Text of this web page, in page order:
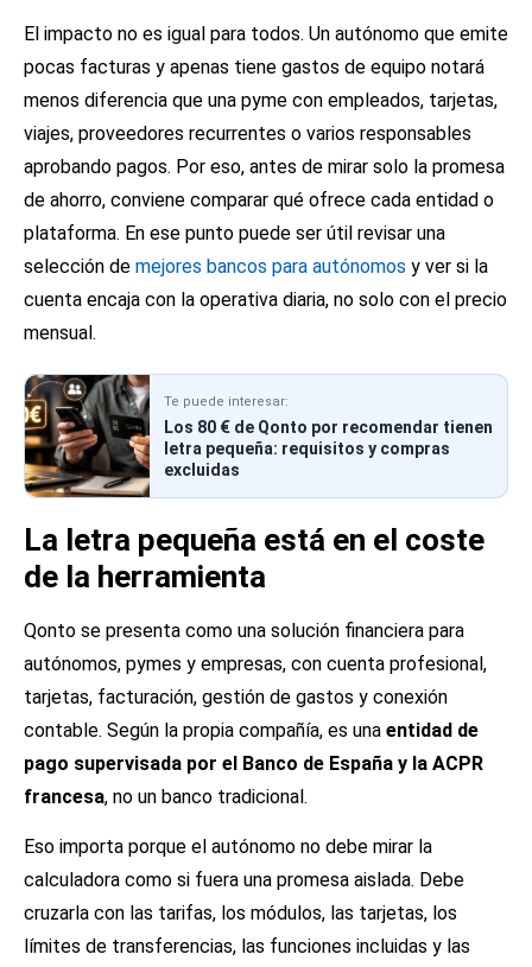
El impacto no es igual para todos. Un autónomo que emite
pocas facturas y apenas tiene gastos de equipo notará
menos diferencia que una pyme con empleados, tarjetas,
viajes, proveedores recurrentes o varios responsables
aprobando pagos. Por eso, antes de mirar solo la promesa
de ahorro, conviene comparar qué ofrece cada entidad o
plataforma. En ese punto puede ser útil revisar una
selección de mejores bancos para autónomos y ver si la
cuenta encaja con la operativa diaria, no solo con el precio
mensual.
Te puede interesar:
Los 80 € de Qonto por recomendar tienen
letra pequeña: requisitos y compras
excluidas
La letra pequeña está en el coste
de la herramienta
Qonto se presenta como una solución financiera para
autónomos, pymes y empresas, con cuenta profesional,
tarjetas, facturación, gestión de gastos y conexión
contable. Según la propia compañía, es una entidad de
pago supervisada por el Banco de España y la ACPR
francesa, no un banco tradicional.
Eso importa porque el autónomo no debe mirar la
calculadora como si fuera una promesa aislada. Debe
cruzarla con las tarifas, los módulos, las tarjetas, los
límites de transferencias, las funciones incluidas y las